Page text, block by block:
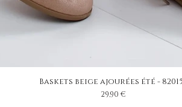
Baskets beige ajourées été -
Prix
29,90 €